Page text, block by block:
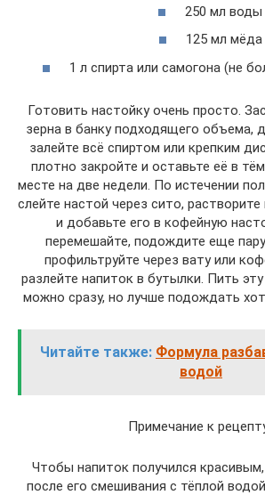
250 мл воды
125 мл мёда
1 л спирта или самогона (не
Готовить настойку очень просто.
зерна в банку подходящего объема,
залейте всё спиртом или крепким
плотно закройте и оставьте её в
месте на две недели. По истечении
слейте настой через сито,
и добавьте его в кофейную
перемешайте, подождите еще
профильтруйте через вату или
разлейте напиток в бутылки. Пить
можно сразу, но лучше подождать
Читайте также: Формула
водой
Примечание к
Чтобы напиток получился
после его смешивания с тёплой